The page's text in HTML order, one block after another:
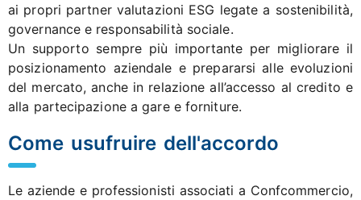
ai propri partner valutazioni ESG legate a sostenibilità,
governance e responsabilità sociale.
Un supporto sempre più importante per migliorare il
posizionamento aziendale e prepararsi alle evoluzioni
del mercato, anche in relazione all’accesso al credito e
alla partecipazione a gare e forniture.
Come usufruire dell'accordo
Le aziende e professionisti associati a Confcommercio,